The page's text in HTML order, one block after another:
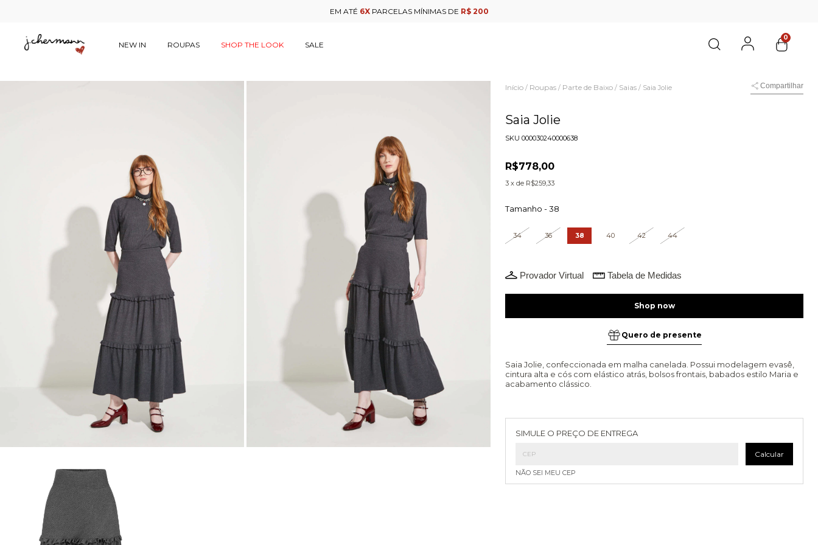
EM ATÉ 6XPARCELAS MÍNIMAS DE R$ 200
NEW IN ROUPAS SHOP THE LOOK SALE
0
Início / Roupas / Parte de Baixo / Saias / Saia Jolie Compartilhar
Saia Jolie
SKU000030240000638
R$778,00
3 x de R$259,33
Tamanho -38
34 36 38 40 42 44
Provador Virtual Tabela de Medidas
Quero de presente
Saia Jolie, confeccionada em malha canelada. Possui modelagem evasê,
cintura alta e cós com elástico atrás, bolsos frontais, babados estilo Maria e
acabamento clássico.
SIMULE O PREÇO DE ENTREGA
Calcular
NÃO SEI MEU CEP